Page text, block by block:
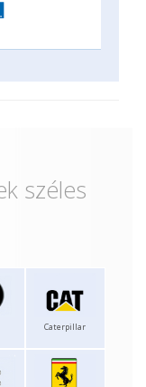
széles
Caterpillar